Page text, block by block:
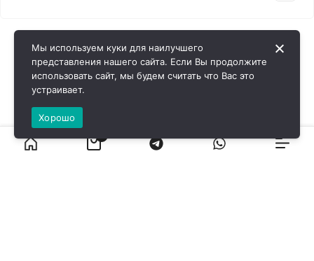
Мы используем куки для наилучшего
представления нашего сайта. Если Вы продолжите
использовать сайт, мы будем считать что Вас это
устраивает.
Хорошо